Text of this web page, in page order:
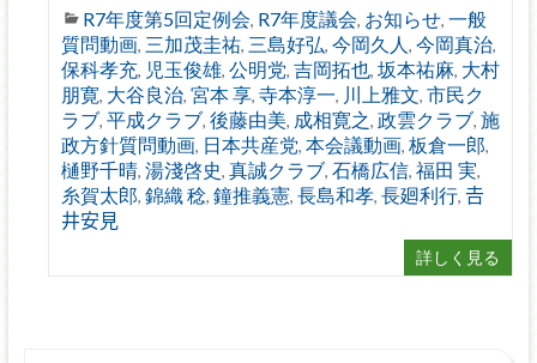
R7年度第5回定例会, R7年度議会, お知らせ, 一般
質問動画, 三加茂圭祐, 三島好弘, 今岡久人 , 今岡真治,
保科孝充, 児玉俊雄, 公明党, 吉岡拓也, 坂本祐麻, 大村
朋寛, 大谷良治, 宮本 享, 寺本淳一, 川上雅文, 市民ク
ラブ, 平成クラブ, 後藤由美, 成相寛之, 政雲クラブ, 施
政方針質問動画, 日本共産党, 本会議動画, 板倉一郎,
樋野千晴, 湯淺啓史, 真誠クラブ, 石橋広信, 福田 実,
糸賀太郎, 錦織 稔, 鐘推義憲, 長島和孝, 長廻利行, 𠮷
井安見
詳しく見る